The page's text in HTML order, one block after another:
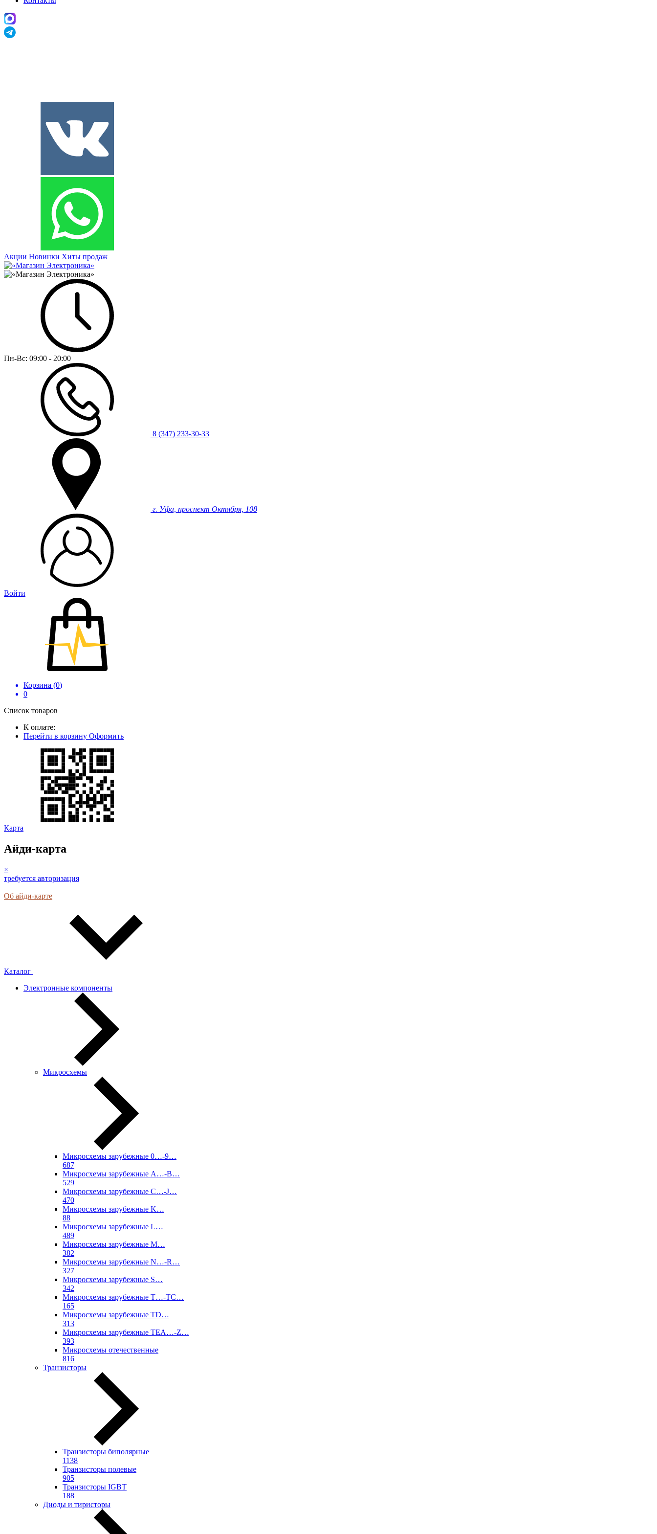
Акции Новинки Хиты продаж
Пн-Вс: 09:00 - 20:00
8 (347) 233-30-33
г. Уфа, проспект Октября, 108
Войти
Корзина (0)
0
Список товаров
К оплате:
Перейти в корзину Оформить
Карта
Айди-карта
×
требуется авторизация
Об айди-карте
Каталог
Электронные компоненты
Микросхемы
Микросхемы зарубежные 0…-9…
687
Микросхемы зарубежные A…-B…
529
Микросхемы зарубежные C…-J…
470
Микросхемы зарубежные K…
88
Микросхемы зарубежные L…
489
Микросхемы зарубежные M…
382
Микросхемы зарубежные N…-R…
327
Микросхемы зарубежные S…
342
Микросхемы зарубежные T…-TC…
165
Микросхемы зарубежные TD…
313
Микросхемы зарубежные TEA…-Z…
393
Микросхемы отечественные
816
Транзисторы
Транзисторы биполярные
1138
Транзисторы полевые
905
Транзисторы IGBT
188
Диоды и тиристоры